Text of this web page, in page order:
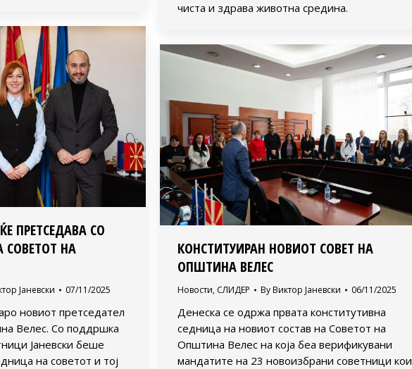
чиста и здрава животна средина.
ПРЕТСЕДАВА СО
СОВЕТОТ НА
Јаневски 07/11/2025
новиот претседател
Велес. Со поддршка
Јаневски беше
на советот и тој
КОНСТИТУИРАН НОВИОТ СОВЕТ НА
ОПШТИНА ВЕЛЕС
Новости, СЛИДЕР By Виктор Јаневски 06/11/2025
Денеска се одржа првата конститутивна
седница на новиот состав на Советот на
Општина Велес на која беа верификувани
мандатите на 23 новоизбрани советници кои